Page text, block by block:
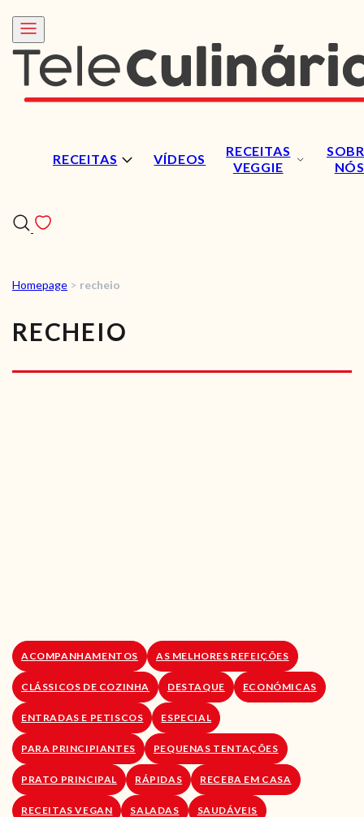
RECEITAS VÍDEOS
RECEITAS
VEGGIE
NÓS
RECEITAS VEGGIE
Homepage > recheio
RECHEIO
ACOMPANHAMENTOS AS MELHORES REFEIÇÕES
CLÁSSICOS DE COZINHA DESTAQUE ECONÓMICAS
ENTRADAS E PETISCOS ESPECIAL
PARA PRINCIPIANTES PEQUENAS TENTAÇÕES
PRATO PRINCIPAL RÁPIDAS RECEBA EM CASA
RECEITAS VEGAN SALADAS SAUDÁVEIS